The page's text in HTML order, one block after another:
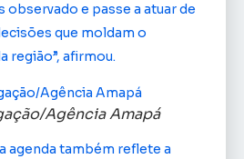
observado e passe a atuar de
que moldam o
região”, afirmou.
Agência Amapá
agenda também reflete a